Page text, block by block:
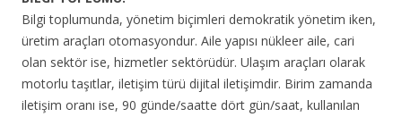
Bilgi toplumunda, yönetim biçimleri demokratik yönetim iken,
üretim araçları otomasyondur. Aile yapısı nükleer aile, cari
olan sektör ise, hizmetler sektörüdür. Ulaşım araçları olarak
motorlu taşıtlar, iletişim türü dijital iletişimdir. Birim zamanda
iletişim oranı ise, 90 günde/saatte dört gün/saat, kullanılan